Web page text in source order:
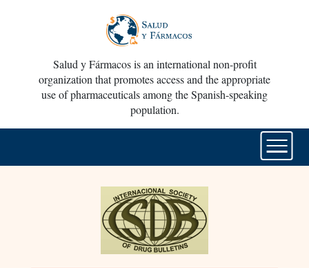
Salud y Fármacos is an international non-profit
organization that promotes access and the appropriate
use of pharmaceuticals among the Spanish-speaking
population.